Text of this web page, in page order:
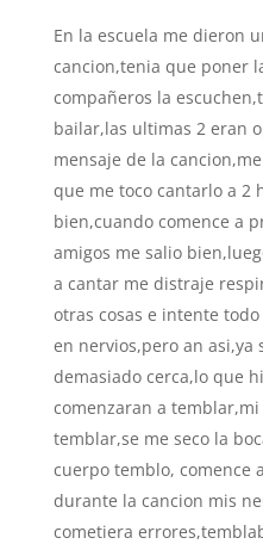
En la escuela me dieron
cancion,tenia que poner
compañeros la
bailar,las ultimas 2 eran
mensaje de la
que me toco cantarlo a 2
bien,cuando comence a
amigos me salio
a cantar me distraje
otras cosas e intente
en nervios,pero an asi,ya
demasiado cerca,lo que
comenzaran a
temblar,se me seco la
cuerpo temblo, comence
durante la cancion mis
cometiera